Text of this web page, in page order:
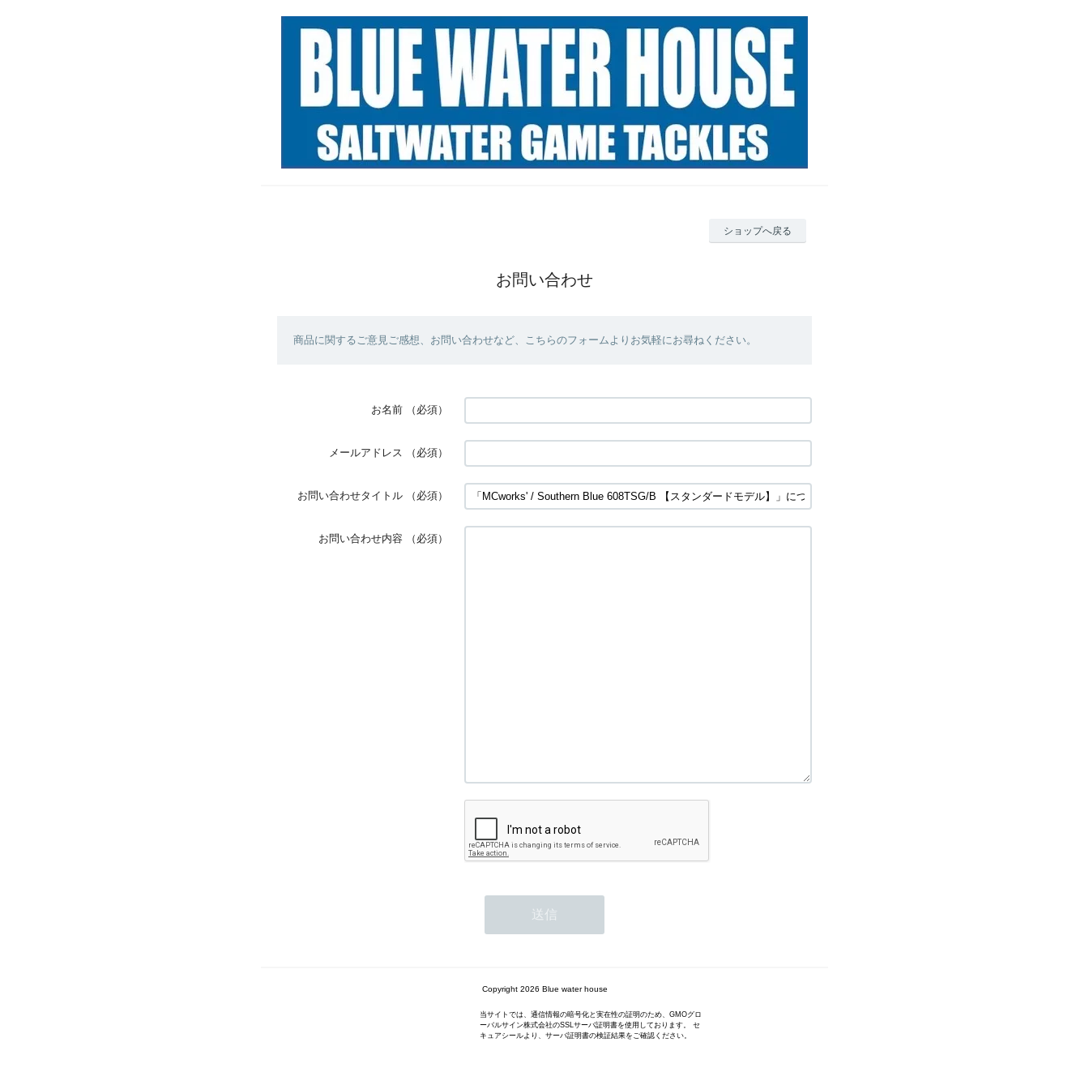
ショップへ戻る
お問い合わせ
商品に関するご意見ご感想、お問い合わせなど、こちらのフォームよりお気軽にお尋ねください。
お名前 （必須）
メールアドレス （必須）
お問い合わせタイトル （必須）
お問い合わせ内容 （必須）
Copyright 2026 Blue water house
当サイトでは、通信情報の暗号化と実在性の証明のため、GMOグロ
ーバルサイン株式会社のSSLサーバ証明書を使用しております。 セ
キュアシールより、サーバ証明書の検証結果をご確認ください。